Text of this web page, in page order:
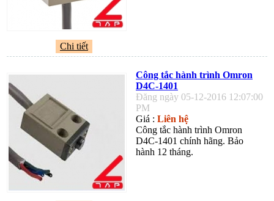
Chi tiết
Công tắc hành trình Omron
D4C-1401
Đăng ngày 05-12-2016 12:07:00
PM
Giá : Liên hệ
Công tắc hành trình Omron
D4C-1401 chính hãng. Bảo
hành 12 tháng.